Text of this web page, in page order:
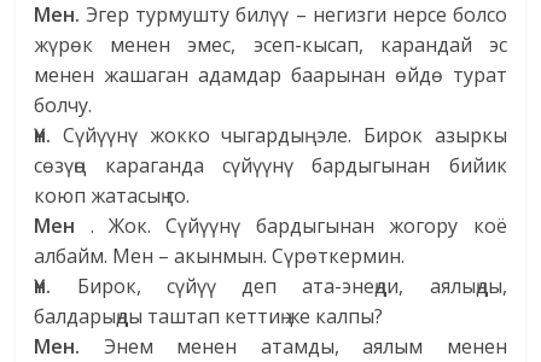
Мен. Эгер турмушту билүү – негизги нерсе болсо
жүрөк менен эмес, эсеп-кысап, карандай эс
менен жашаган адамдар баарынан өйдө турат
болчу.
Үн. Сүйүүнү жокко чыгардың эле. Бирок азыркы
сөзүңө караганда сүйүүнү бардыгынан бийик
коюп жатасың го.
Мен . Жок. Сүйүүнү бардыгынан жогору коё
албайм. Мен – акынмын. Сүрөткермин.
Үн. Бирок, сүйүү деп ата-энеңди, аялыңды,
балдарыңды таштап кеттиң же калпы?
Мен. Энем менен атамды, аялым менен